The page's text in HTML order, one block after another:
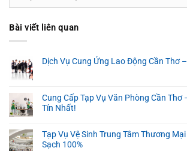
Bài viết liên quan
Dịch Vụ Cung Ứng Lao Động Cần Thơ
Cung Cấp Tạp Vụ Văn Phòng Cần Thơ
Tín Nhất!
Tạp Vụ Vệ Sinh Trung Tâm Thương
Sạch 100%